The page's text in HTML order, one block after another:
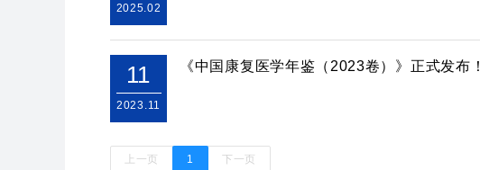
2025.02
11
2023.11
《中国康复医学年鉴（2023卷）》正式发布！
上一页 1 下一页